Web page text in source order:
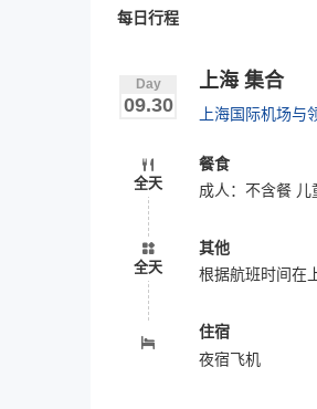
每日行程
Day
09.30
上海 集合
上海国际机场与
全天
餐食
成人：不含餐 儿
全天
其他
根据航班时间在
住宿
夜宿飞机